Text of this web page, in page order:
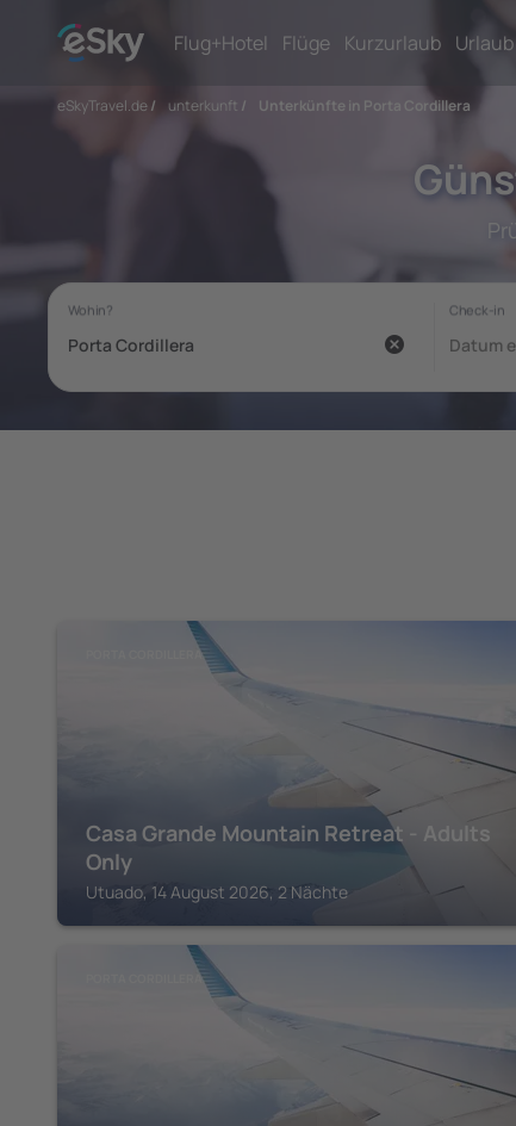
Flug+Hotel Flüge Kurzurlaub Urlaub
eSkyTravel.de/ unterkunft / Unterkünfte in Porta Cordillera
PORTA CORDILLERA
Casa Grande Mountain Retreat - Adults
Only
Utuado, 14 August 2026, 2 Nächte
PORTA CORDILLERA